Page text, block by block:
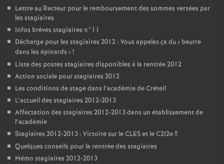
Lettre au Recteur pour le remboursement des sommes versées par
les stagiaires
Infos brèves stagiaires n°11
Décharge pour les stagiaires 2012 : Vous appelez ça du « beurre
dans les épinards »!
Liste des postes stagiaires disponibles à la rentrée 2012
Action sociale pour stagiaires 2012
Les conditions de stage dans l’académie de Créteil
L’accueil des stagiaires 2012-2013
Affectation des stagiaires 2012-2013 dans un établissement de
l’académie
Stagiaires 2012-2013 : Victoire sur leCLESet le C2I2e!!
Quelques conseils pour la rentrée des stagiaires
Mémo stagiaires 2012-2013